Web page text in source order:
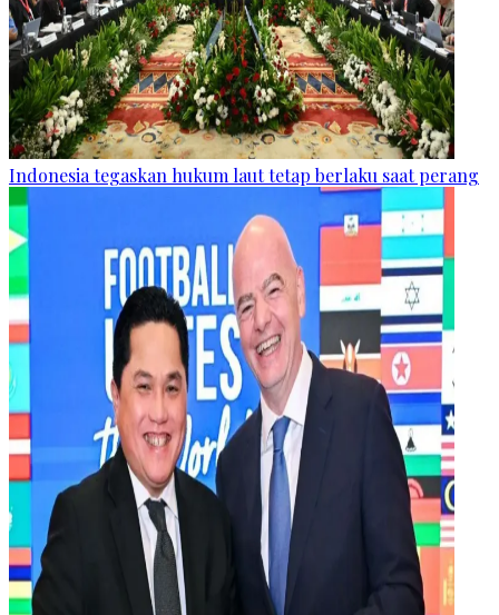
Indonesia tegaskan hukum laut tetap berlaku saat perang